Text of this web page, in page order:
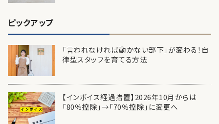
ピックアップ
「言われなければ動かない部下」が変わる！自
律型スタッフを育てる方法
【インボイス経過措置】2026年10月からは
「80％控除」→「70％控除」に変更へ